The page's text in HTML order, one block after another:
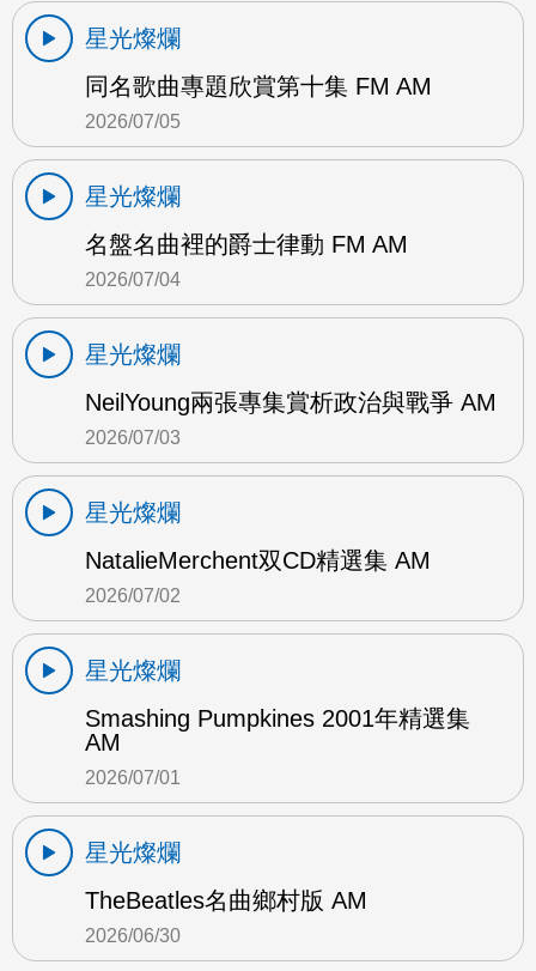
星光燦爛
同名歌曲專題欣賞第十集 FM AM
2026/07/05
星光燦爛
名盤名曲裡的爵士律動 FM AM
2026/07/04
星光燦爛
NeilYoung兩張專集賞析政治與戰爭 AM
2026/07/03
星光燦爛
NatalieMerchent双CD精選集 AM
2026/07/02
星光燦爛
Smashing Pumpkines 2001年精選集
AM
2026/07/01
星光燦爛
TheBeatles名曲鄉村版 AM
2026/06/30